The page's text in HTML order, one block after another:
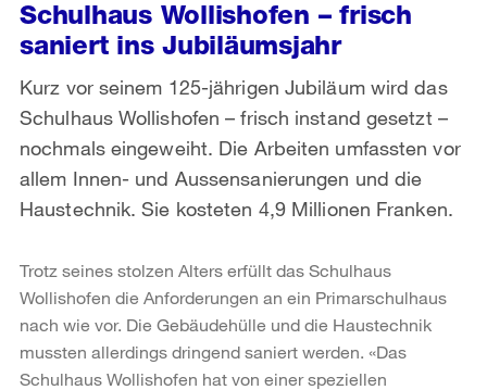
Schulhaus Wollishofen – frisch
saniert ins Jubiläumsjahr
Kurz vor seinem 125-jährigen Jubiläum wird das
Schulhaus Wollishofen – frisch instand gesetzt –
nochmals eingeweiht. Die Arbeiten umfassten vor
allem Innen- und Aussensanierungen und die
Haustechnik. Sie kosteten 4,9 Millionen Franken.
Trotz seines stolzen Alters erfüllt das Schulhaus
Wollishofen die Anforderungen an ein Primarschulhaus
nach wie vor. Die Gebäudehülle und die Haustechnik
mussten allerdings dringend saniert werden. «Das
Schulhaus Wollishofen hat von einer speziellen